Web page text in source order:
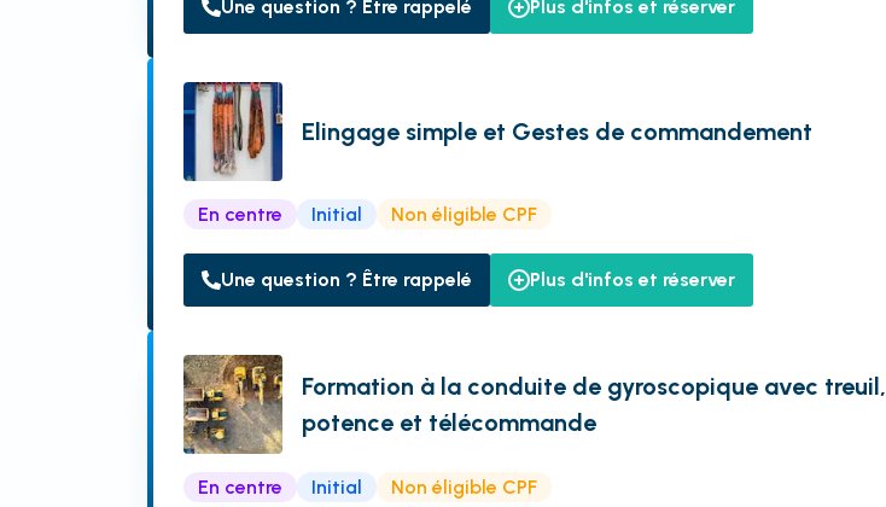
Une question ? Être rappelé Plus d'infos et réserver
Elingage simple et Gestes de commandement
En centre Initial Non éligible CPF
Une question ? Être rappelé Plus d'infos et réserver
Formation à la conduite de gyroscopique avec treuil,
potence et télécommande
En centre Initial Non éligible CPF